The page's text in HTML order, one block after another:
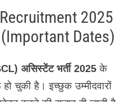
2025
(Important Dates)
असिस्टेंट भर्ती 2025के
चुकी है। इच्छुक उम्मीदवारों